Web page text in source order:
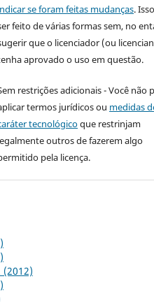
se foram feitas mudanças.
feito de várias formas sem, no
que o licenciador (ou
aprovado o uso em questão.
restrições adicionais - Você não
termos jurídicos ou medidas
tecnológicoque restrinjam
outros de fazerem algo
pela licença.
(2012)